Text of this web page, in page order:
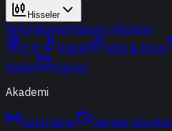
Hisseler
Yerli HisselerYabancı Hisseler
ETF
Kripto Altın & Döviz
Analiz
Araçlar
Akademi
Canlı Yayın Geçmiş Yayınlar